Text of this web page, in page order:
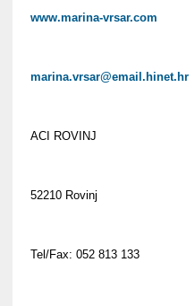
www.marina-vrsar.com
marina.vrsar@email.hinet.hr
ACI ROVINJ
52210 Rovinj
Tel/Fax: 052 813 133